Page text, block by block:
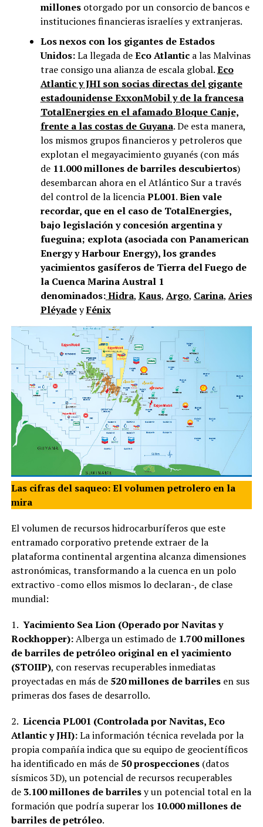
millonesotorgado por un consorcio de bancos e
instituciones financieras israelíes y extranjeras.
Los nexos con los gigantes de Estados
Unidos:La llegada deEco Atlantica las Malvinas
trae consigo una alianza de escala global.Eco
Atlantic y JHI son socias directas del gigante
estadounidense ExxonMobil y de la francesa
TotalEnergies en el afamado Bloque Canje,
frente a las costas de Guyana. De esta manera,
los mismos grupos financieros y petroleros que
explotan el megayacimiento guyanés (con más
de 11.000 millones de barriles descubiertos)
desembarcan ahora en el Atlántico Sur a través
del control de la licenciaPL001.Bien vale
recordar, que en el caso de TotalEnergies,
bajo legislación y concesión argentina y
fueguina; explota (asociada con Panamerican
Energy y Harbour Energy), los grandes
yacimientos gasíferos de Tierra del Fuego de
la Cuenca Marina Austral 1
denominados:Hidra, Kaus, Argo, Carina, Aries
PléyadeyFénix
Las cifras del saqueo: El volumen petrolero en la
mira
El volumen de recursos hidrocarburíferos que este
entramado corporativo pretende extraer de la
plataforma continental argentina alcanza dimensiones
astronómicas, transformando a la cuenca en un polo
extractivo -como ellos mismos lo declaran-, de clase
mundial:
1. Yacimiento Sea Lion (Operado por Navitas y
Rockhopper):Alberga un estimado de 1.700 millones
de barriles de petróleo original en el yacimiento
(STOIIP), con reservas recuperables inmediatas
proyectadas en más de 520 millones de barrilesen sus
primeras dos fases de desarrollo.
2. Licencia PL001 (Controlada por Navitas, Eco
Atlantic y JHI):La información técnica revelada por la
propia compañía indica que su equipo de geocientíficos
ha identificado en más de 50 prospecciones(datos
sísmicos 3D), un potencial de recursos recuperables
de 3.100 millones de barrilesy un potencial total en la
formación que podría superar los 10.000 millones de
barriles de petróleo.